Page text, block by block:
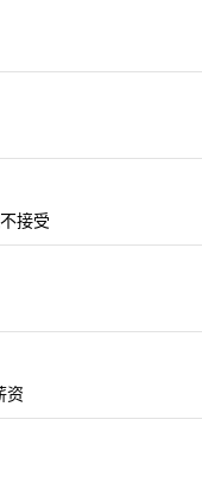
接受
资